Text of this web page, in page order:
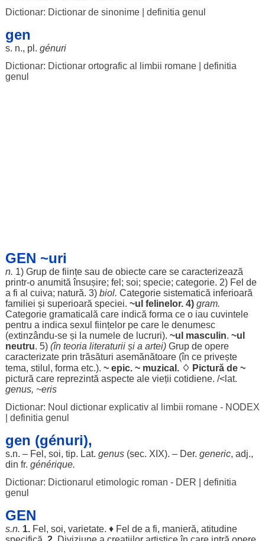
Dictionar: Dictionar de sinonime| definitia genul
gen
s. n., pl. génuri
Dictionar: Dictionar ortografic al limbii romane| definitia
genul
GEN ~uri
n. 1) Grupde ființesau de obiectecare se caracterizează
printr-o anumită însușire; fel ; soi; specie; categorie. 2) Fel de
a fi al cuiva; natură. 3)biol. Categorie sistematică inferioară
familiei și superioară speciei. ~ul felinelor. 4) gram.
Categorie gramaticală care indică forma ce o iau cuvintele
pentru a indica sexul ființelorpe care le denumesc
(extinzându-se și la numelede lucruri). ~ul masculin. ~ul
neutru. 5) (în teoria literaturiiși a artei) Grupde opere
caracterizateprin trăsături asemănătoare(în ce privește
tema, stilul , forma etc.). ~ epic. ~ muzical . ♢ Picturăde ~
pictură care reprezintă aspecte ale vieții cotidiene. /<lat.
genus, ~eris
Dictionar: Noul dictionar explicativ al limbii romane - NODEX
definitia genul
gen (génuri),
s.n. – Fel , soi, tip. Lat. genus(sec. XIX). – Der. generic, adj.,
din fr. générique.
Dictionar: Dictionarul etimologic roman - DER
definitia
genul
GEN
s.n. 1. Fel , soi, varietate. ♦ Fel de a fi, manieră, atitudine